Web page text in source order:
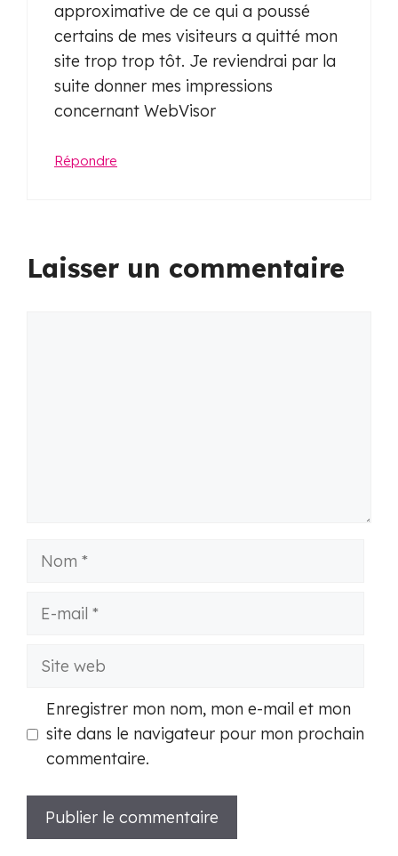
approximative de ce qui a poussé
certains de mes visiteurs a quitté mon
site trop trop tôt. Je reviendrai par la
suite donner mes impressions
concernant WebVisor
Répondre
Laisser un commentaire
Nom
Site
Enregistrer mon nom, mon e-mail et mon
site dans le navigateur pour mon prochain
commentaire.